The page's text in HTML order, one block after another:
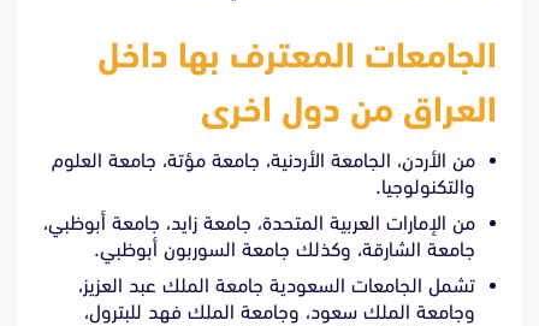
الجامعات المعترف بها داخل
العراق من دول اخرى
من الأردن، الجامعة الأردنية، جامعة مؤتة، جامعة العلوم
والتكنولوجيا.
من الإمارات العربية المتحدة، جامعة زايد، جامعة أبوظبي،
جامعة الشارقة، وكذلك جامعة السوربون أبوظبي.
تشمل الجامعات السعودية جامعة الملك عبد العزيز،
وجامعة الملك سعود، وجامعة الملك فهد للبترول،